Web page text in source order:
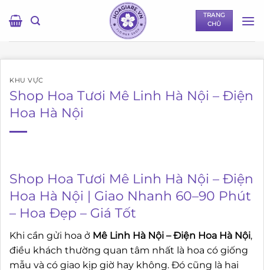
qua
TRANG
CHỦ
KHU VỰC
Shop Hoa Tươi Mê Linh Hà Nội – Điện
Hoa Hà Nội
Shop Hoa Tươi Mê Linh Hà Nội – Điện
Hoa Hà Nội | Giao Nhanh 60–90 Phút
– Hoa Đẹp – Giá Tốt
Khi cần gửi hoa ở Mê Linh Hà Nội – Điện Hoa Hà Nội,
điều khách thường quan tâm nhất là hoa có giống
mẫu và có giao kịp giờ hay không. Đó cũng là hai